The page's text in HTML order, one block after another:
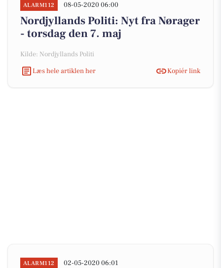
ALARM112 08-05-2020 06:00
Nordjyllands Politi: Nyt fra Nørager
- torsdag den 7. maj
Kilde: Nordjyllands Politi
Læs hele artiklen her
Kopiér link
ALARM112 02-05-2020 06:01